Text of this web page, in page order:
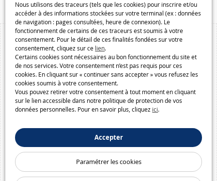
Nous utilisons des traceurs (tels que les cookies) pour inscrire et/ou
accéder à des informations stockées sur votre terminal (ex : données
de navigation : pages consultées, heure de connexion). Le
fonctionnement de certains de ces traceurs est soumis à votre
consentement. Pour le détail de ces finalités fondées sur votre
consentement, cliquez sur ce lien.
Certains cookies sont nécessaires au bon fonctionnement du site et
de nos services. Votre consentement n’est pas requis pour ces
cookies. En cliquant sur « continuer sans accepter » vous refusez les
cookies soumis à votre consentement.
Vous pouvez retirer votre consentement à tout moment en cliquant
sur le lien accessible dans notre politique de protection de vos
données personnelles. Pour en savoir plus, cliquez ici.
Accepter
Paramétrer les cookies